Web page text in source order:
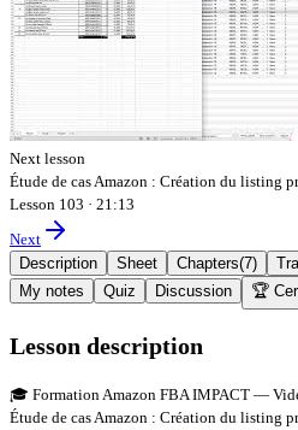
Next lesson
Étude de cas Amazon : Création du listing
Lesson 103 · 21:13
Next
Description
Sheet Chapters(7)
My notes
Quiz Discussion 🏆
Lesson description
🎓 Formation Amazon FBA IMPACT —
Étude de cas Amazon : Création du listing